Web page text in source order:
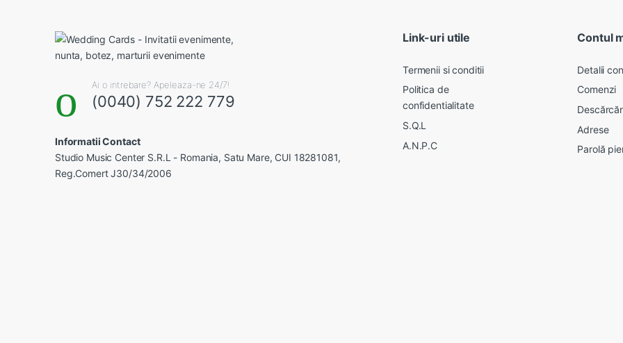
Ai o intrebare? Apeleaza-ne 24/7!
(0040) 752 222 779
Informatii Contact
Studio Music Center S.R.L - Romania, Satu Mare, CUI 18281081,
Reg.Comert J30/34/2006
Link-uri utile
Termenii si conditii
Politica de
confidentialitate
S.Q.L
A.N.P.C
Contul
Detalii
Comenzi
Adrese
Parolă